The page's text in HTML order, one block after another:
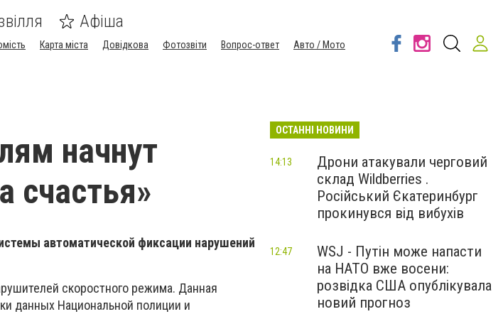
Афіша
Карта міста Довідкова Фотозвіти Вопрос-ответ
Авто / Мото
начнут
счастья»
автоматической фиксации нарушений
скоростного режима. Данная
данных Национальной полиции и
ОСТАННІ НОВИНИ
Дрони атакували черговий
склад Wildberries .
Російський Єкатеринбург
прокинувся від вибухів
14:13
WSJ - Путін може напасти
на НАТО вже восени:
розвідка США опублікувала
новий прогноз
12:47